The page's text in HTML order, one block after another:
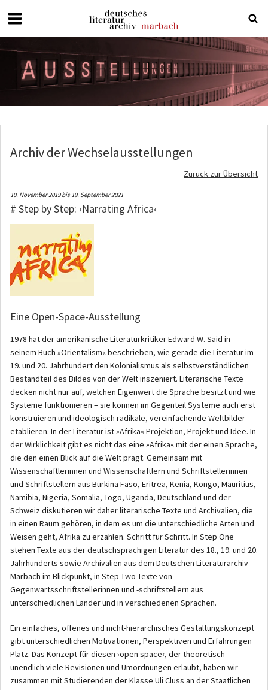
Deutsches
Marbach
Archiv der Wechselausstellungen
Zurück zur Übersicht
10. November 2019 bis 19. September 2021
# Step by Step: ›Narrating Africa‹
Eine Open-Space-Ausstellung
1978 hat der amerikanische Literaturkritiker Edward W. Said in
seinem Buch »Orientalism« beschrieben, wie gerade die Literatur im
19. und 20. Jahrhundert den Kolonialismus als selbstverständlichen
Bestandteil des Bildes von der Welt inszeniert. Literarische Texte
decken nicht nur auf, welchen Eigenwert die Sprache besitzt und wie
Systeme funktionieren – sie können im Gegenteil Systeme auch erst
konstruieren und ideologisch radikale, vereinfachende Weltbilder
etablieren. In der Literatur ist »Afrika« Projektion, Projekt und Idee. In
der Wirklichkeit gibt es nicht das eine »Afrika« mit der einen Sprache,
die den einen Blick auf die Welt prägt. Gemeinsam mit
Wissenschaftlerinnen und Wissenschaftlern und Schriftstellerinnen
und Schriftstellern aus Burkina Faso, Eritrea, Kenia, Kongo, Mauritius,
Namibia, Nigeria, Somalia, Togo, Uganda, Deutschland und der
Schweiz diskutieren wir daher literarische Texte und Archivalien, die
in einen Raum gehören, in dem es um die unterschiedliche Arten und
Weisen geht, Afrika zu erzählen. Schritt für Schritt. In Step One
stehen Texte aus der deutschsprachigen Literatur des 18., 19. und 20.
Jahrhunderts sowie Archivalien aus dem Deutschen Literaturarchiv
Marbach im Blickpunkt, in Step Two Texte von
Gegenwartsschriftstellerinnen und -schriftstellern aus
unterschiedlichen Länder und in verschiedenen Sprachen.
Ein einfaches, offenes und nicht-hierarchisches Gestaltungskonzept
gibt unterschiedlichen Motivationen, Perspektiven und Erfahrungen
Platz. Das Konzept für diesen ›open space‹, der theoretisch
unendlich viele Revisionen und Umordnungen erlaubt, haben wir
zusammen mit Studierenden der Klasse Uli Cluss an der Staatlichen